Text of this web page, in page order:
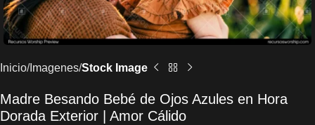
Inicio Imagenes Stock Image
Madre Besando Bebé de Ojos Azules en Hora
Dorada Exterior | Amor Cálido